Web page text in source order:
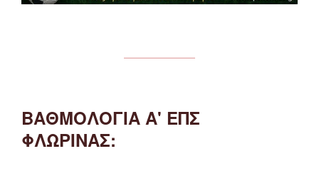
ΒΑΘΜΟΛΟΓΙΑ Α' ΕΠΣ
ΦΛΩΡΙΝΑΣ: